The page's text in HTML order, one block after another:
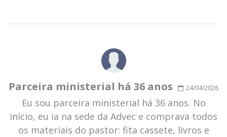
Parceira ministerial há 36 anos 24/04/2026
Eu sou parceira ministerial há 36 anos. No
início, eu ia na sede da Advec e comprava todos
os materiais do pastor: fita cassete, livros e